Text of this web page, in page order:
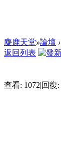
麋鹿天堂»論壇 ›
返回列表
查看: 1072|回復: